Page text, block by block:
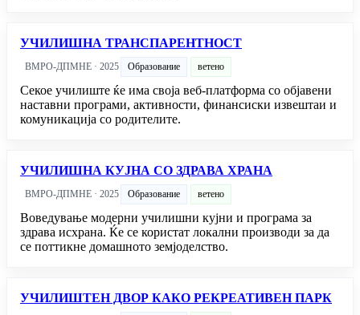
УЧИЛИШНА ТРАНСПАРЕНТНОСТ
ВМРО-ДПМНЕ · 2025 Образование ветено
Секое училиште ќе има своја веб-платформа со објавени
наставни програми, активности, финансиски извештаи и
комуникација со родителите.
УЧИЛИШНА КУЈНА СО ЗДРАВА ХРАНА
ВМРО-ДПМНЕ · 2025 Образование ветено
Воведување модерни училишни кујни и програма за
здрава исхрана. Ќе се користат локални производи за да
се поттикне домашното земјоделство.
УЧИЛИШТЕН ДВОР КАКО РЕКРЕАТИВЕН ПАРК